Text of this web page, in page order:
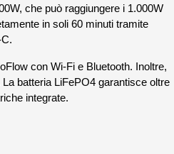
che può raggiungere i 1.000W
in soli 60 minuti tramite
con Wi-Fi e Bluetooth. Inoltre,
batteria LiFePO4 garantisce oltre
integrate.